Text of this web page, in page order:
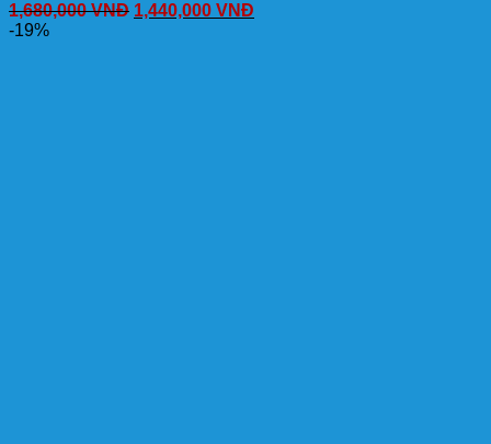
1,680,000VNĐ 1,440,000 VNĐ
-19%